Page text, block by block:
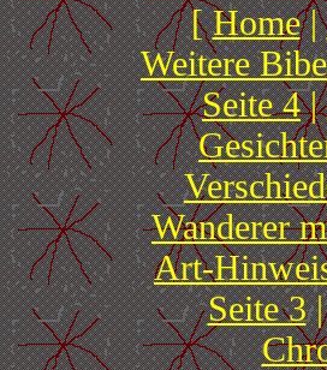
[Home|
Weitere
Seite 4|
Wanderer
Art-
Seite 3